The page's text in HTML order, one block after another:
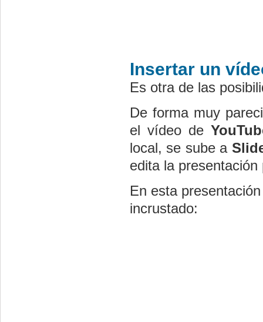
Insertar un
Es otra de las
De forma muy
el vídeo de
local, se sube a
edita la
En esta
incrustado: